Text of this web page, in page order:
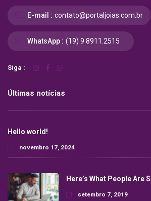
E-mail : contato@portaljoias.com.br
WhatsApp : (19) 9 8911.2515
Siga :
Últimas notícias
Hello world!
novembro 17, 2024
Here’s What People Are
setembro 7, 2019